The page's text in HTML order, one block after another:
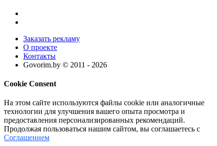
Заказать рекламу
О проекте
Контакты
Govorim.by © 2011 - 2026
Cookie Consent
На этом сайте используются файлы cookie или аналогичные
технологии для улучшения вашего опыта просмотра и
предоставления персонализированных рекомендаций.
Продолжая пользоваться нашим сайтом, вы соглашаетесь с
Соглашением